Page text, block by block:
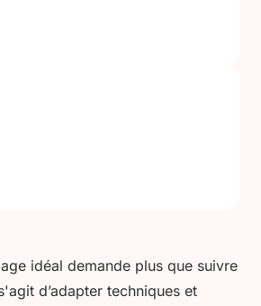
idéal demande plus que suivre
d’adapter techniques et